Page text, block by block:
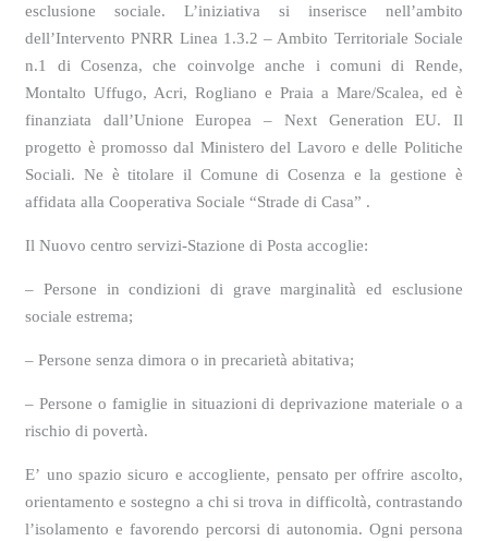
esclusione sociale. L’iniziativa si inserisce nell’ambito
dell’Intervento PNRR Linea 1.3.2 – Ambito Territoriale Sociale
n.1 di Cosenza, che coinvolgeanche i comuni di Rende,
Montalto Uffugo, Acri, Rogliano e Praia a Mare/Scalea, ed è
finanziata dall’Unione Europea – Next Generation EU. Il
progetto è promosso dal Ministero del Lavoro e delle Politiche
Sociali. Ne è titolare il Comune di Cosenza e la gestione è
affidata alla Cooperativa Sociale “Strade di Casa” .
Il Nuovocentro servizi-Stazione di Posta accoglie:
– Persone in condizioni di grave marginalità ed esclusione
sociale estrema;
– Persone senza dimora o in precarietà abitativa;
– Persone o famiglie in situazionidi deprivazione materiale o a
rischio di povertà.
E’ uno spazio sicuro e accogliente, pensato per offrire ascolto,
orientamento e sostegno a chi si trova in difficoltà, contrastando
l’isolamento e favorendo percorsi di autonomia. Ogni persona